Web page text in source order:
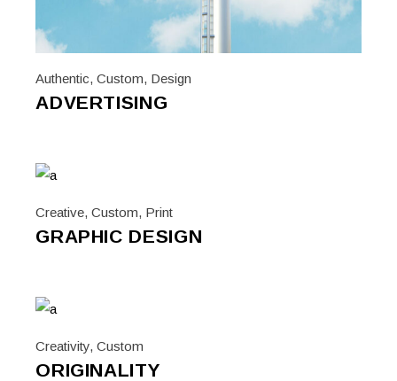
Authentic,Custom, Design
ADVERTISING
Creative,Custom, Print
GRAPHIC DESIGN
Creativity,Custom
ORIGINALITY